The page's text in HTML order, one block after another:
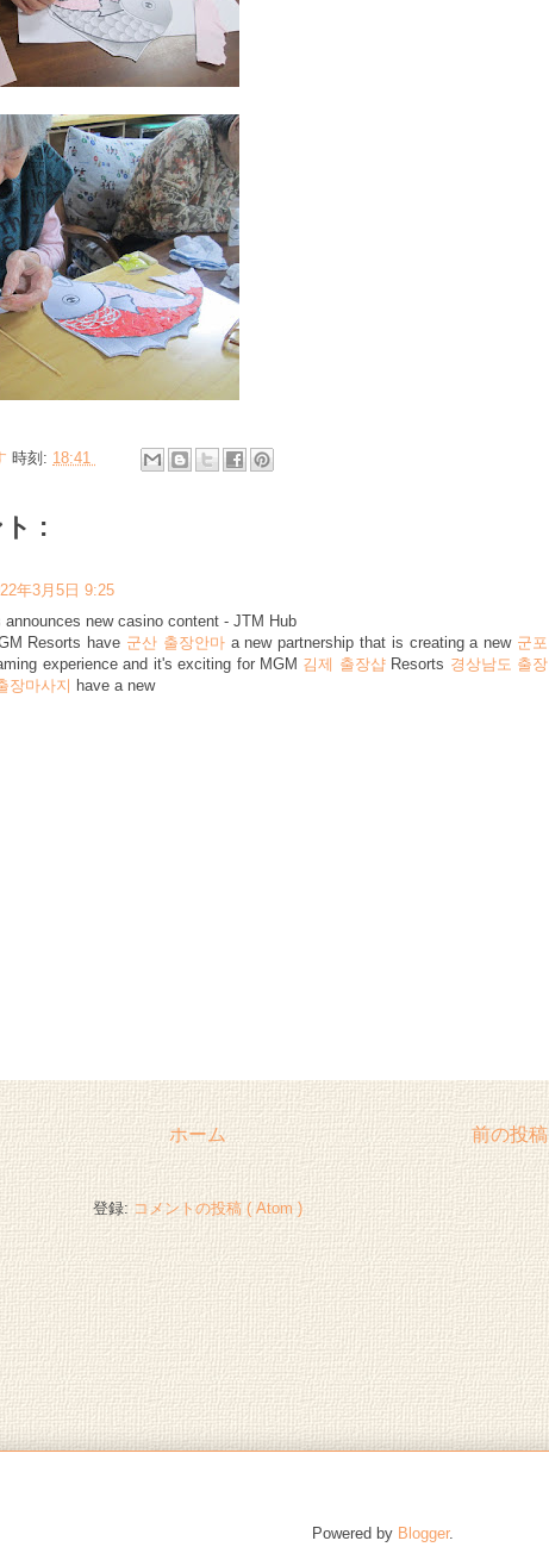
時刻: 18:41
:
年3月5日 9:25
announces new casino content - JTM Hub
Resorts have 군산 출장안마a new partnership that is creating a new 군포
experience and it's exciting for MGM 김제 출장샵Resorts 경상남도 출장
장마사지 have a new
前の投稿
ホーム
登録: コメントの投稿 ( Atom )
Powered by Blogger.